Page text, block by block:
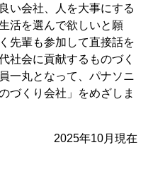
い会社、人を大事にする
活を選んで欲しいと願
先輩も参加して直接話を
社会に貢献するものづく
一丸となって、パナソニ
づくり会社」をめざしま
2025年10月現在